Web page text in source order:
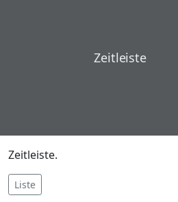
Zeitleiste
Zeitleiste.
Liste